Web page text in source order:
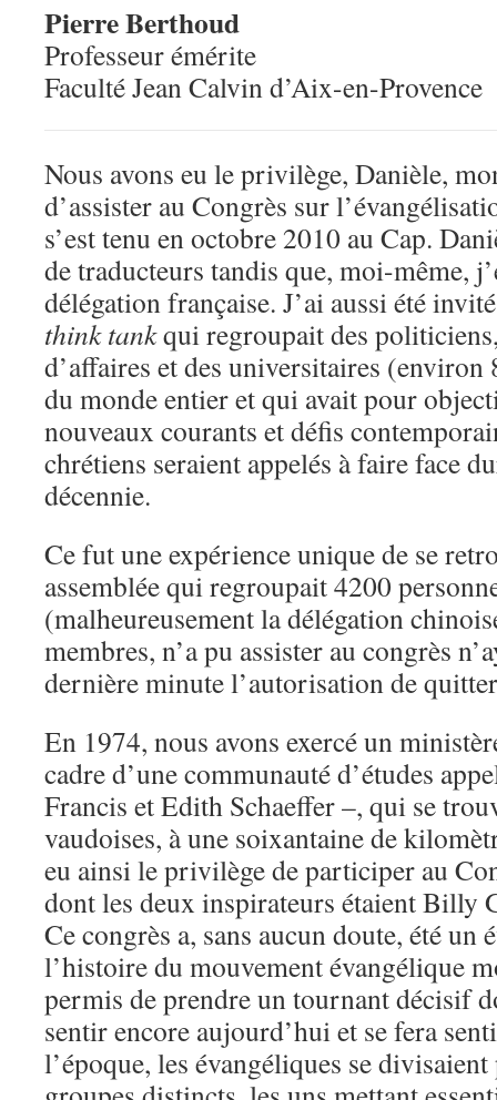
Pierre Berthoud
Professeur émérite
Faculté Jean Calvin d’Aix-en-Provence
Nous avons eu le privilège, Danièle,
d’assister au Congrès sur
s’est tenu en octobre 2010 au Cap.
de traducteurs tandis que, moi-même,
délégation française. J’ai aussi été
think tankqui regroupait des
d’affaires et des universitaires (environ
du monde entier et qui avait pour
nouveaux courants et défis
chrétiens seraient appelés à faire face
décennie.
Ce fut une expérience unique de se
assemblée qui regroupait 4200
(malheureusement la délégation
membres, n’a pu assister au congrès
dernière minute l’autorisation de
En 1974, nous avons exercé un
cadre d’une communauté d’études
Francis et Edith Schaeffer –, qui se
vaudoises, à une soixantaine de
eu ainsi le privilège de participer au
dont les deux inspirateurs étaient Billy
Ce congrès a, sans aucun doute, été un
l’histoire du mouvement évangélique
permis de prendre un tournant décisif
sentir encore aujourd’hui et se fera
l’époque, les évangéliques se